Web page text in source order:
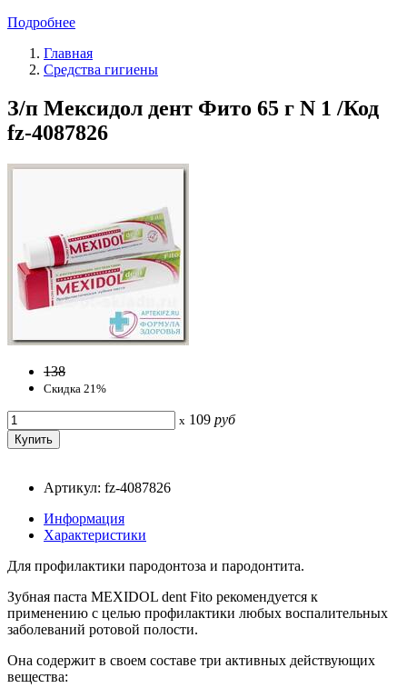
Подробнее
Главная
Средства гигиены
З/п Мексидол дент Фито 65 г N 1 /Код
fz-4087826
138
Скидка 21%
x 109 руб
Артикул: fz-4087826
Информация
Характеристики
Для профилактики пародонтоза и пародонтита.
Зубная паста MEXIDOL dent Fito рекомендуется к
применению с целью профилактики любых воспалительных
заболеваний ротовой полости.
Она содержит в своем составе три активных действующих
вещества: